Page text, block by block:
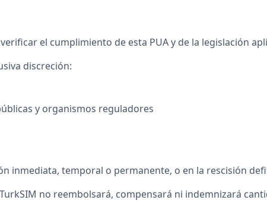
el cumplimiento de esta PUA y de la legislación
discreción:
y organismos reguladores
inmediata, temporal o permanente, o en la rescisión
no reembolsará, compensará ni indemnizará